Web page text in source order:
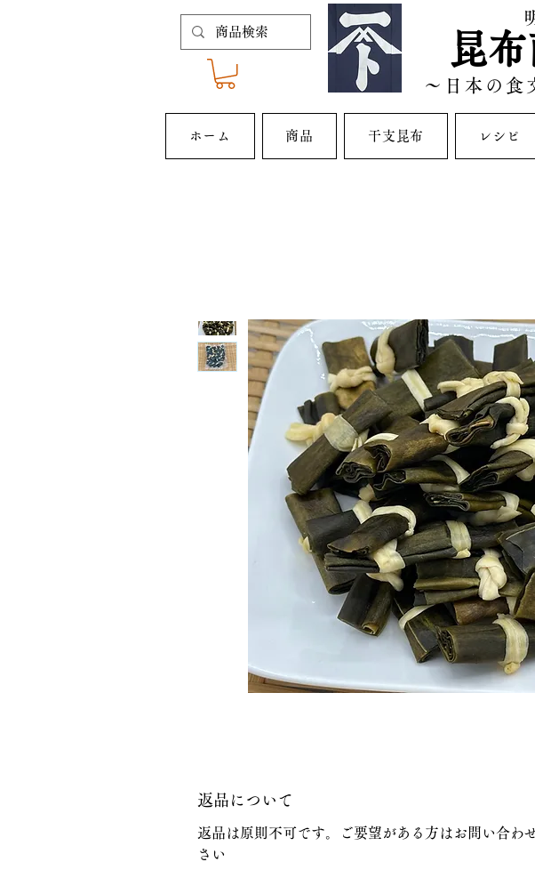
昆
～日本の食
ホーム 商品 干支昆布 レシピ
返品について
返品は原則不可です。ご要望がある方はお問い合わ
さい